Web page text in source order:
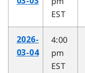
EST
2026-
03-04
4:00
pm
EST